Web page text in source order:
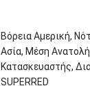
Βόρεια Αμερική,
Ασία, Μέση
Κατασκευαστής,
SUPERRED